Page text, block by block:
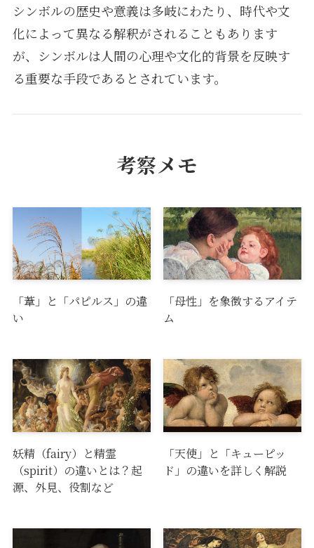
シンボルの歴史や意義は多岐にわたり、時代や文
化によって異なる解釈がされることもあります
が、シンボルは人間の心理や文化的背景を反映す
る重要な手段であるとされています。
考察メモ
「葦」と「パピルス」の違
い
「母性」を象徴するアイテ
ム
妖精（fairy）と精霊
（spirit）の違いとは？起
源、外見、役割など
「天使」と「キューピッ
ド」の違いを詳しく解説